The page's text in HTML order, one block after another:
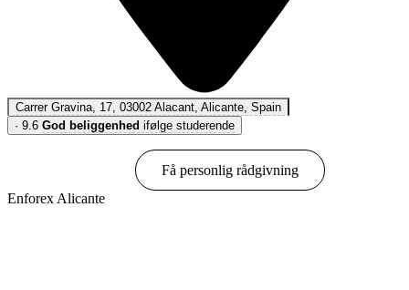
Carrer Gravina, 17, 03002 Alacant, Alicante, Spain
· 9.6 God beliggenhed ifølge studerende
Få personlig rådgivning
Enforex Alicante